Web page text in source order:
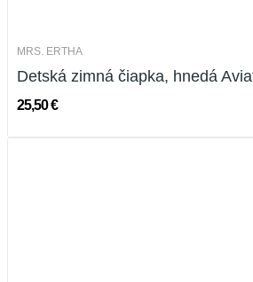
MRS. ERTHA
Detská zimná čiapka, hnedá
25,50 €